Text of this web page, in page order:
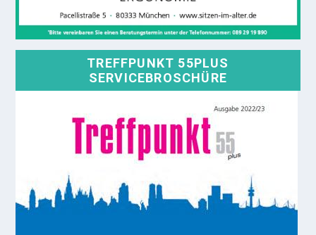
TREFFPUNKT 55PLUS
SERVICEBROSCHÜRE